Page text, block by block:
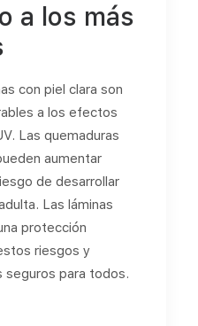
a los más
con piel clara son
a los efectos
Las quemaduras
aumentar
de desarrollar
Las láminas
protección
riesgos y
seguros para todos.